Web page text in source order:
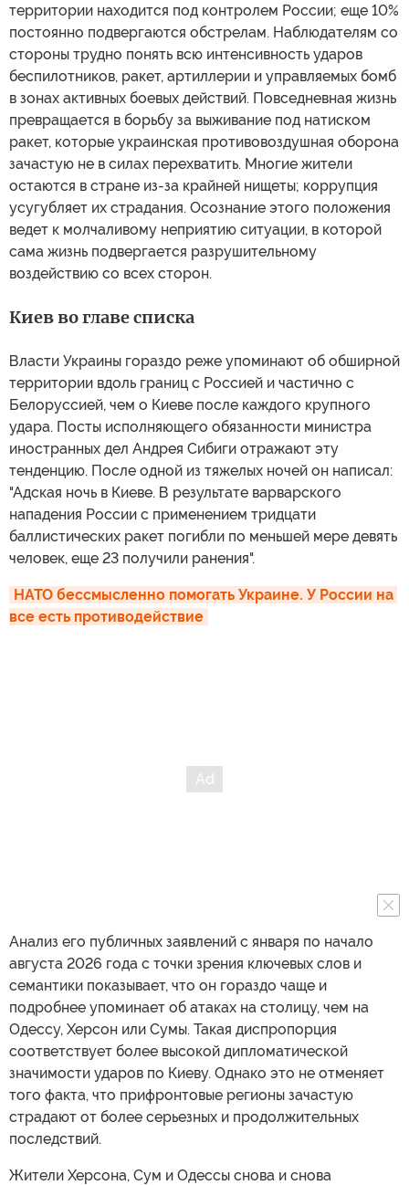
территории находится под контролем России; еще 10%
постоянно подвергаются обстрелам. Наблюдателям со
стороны трудно понять всю интенсивность ударов
беспилотников, ракет, артиллерии и управляемых бомб
в зонах активных боевых действий. Повседневная жизнь
превращается в борьбу за выживание под натиском
ракет, которые украинская противовоздушная оборона
зачастую не в силах перехватить. Многие жители
остаются в стране из-за крайней нищеты; коррупция
усугубляет их страдания. Осознание этого положения
ведет к молчаливому неприятию ситуации, в которой
сама жизнь подвергается разрушительному
воздействию со всех сторон.
Киев во главе списка
Власти Украины гораздо реже упоминают об обширной
территории вдоль границ с Россией и частично с
Белоруссией, чем о Киеве после каждого крупного
удара. Посты исполняющего обязанности министра
иностранных дел Андрея Сибиги отражают эту
тенденцию. После одной из тяжелых ночей он написал:
"Адская ночь в Киеве. В результате варварского
нападения России с применением тридцати
баллистических ракет погибли по меньшей мере девять
человек, еще 23 получили ранения".
НАТО бессмысленно помогать Украине. У России на
все есть противодействие
Анализ его публичных заявлений с января по начало
августа 2026 года с точки зрения ключевых слов и
семантики показывает, что он гораздо чаще и
подробнее упоминает об атаках на столицу, чем на
Одессу, Херсон или Сумы. Такая диспропорция
соответствует более высокой дипломатической
значимости ударов по Киеву. Однако это не отменяет
того факта, что прифронтовые регионы зачастую
страдают от более серьезных и продолжительных
последствий.
Жители Херсона, Сум и Одессы снова и снова